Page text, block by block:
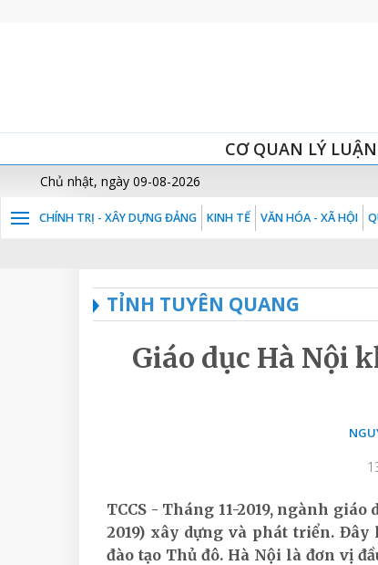
CƠ QUAN LÝ
Chủ nhật, ngày 09-08-2026
CHÍNH TRỊ - XÂY DỰNG ĐẢNG KINH TẾ VĂN HÓA - XÃ HỘI
TỈNH TUYÊN QUANG
Giáo dục Hà Nội
TCCS - Tháng 11-2019, ngành giáo
2019) xây dựng và phát triển.
đào tạo Thủ đô. Hà Nội là đơn vị